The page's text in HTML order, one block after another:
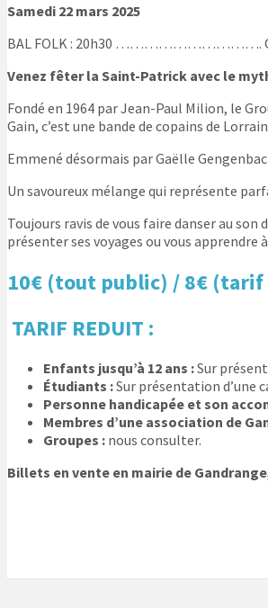
Samedi 22 mars 2025
BAL FOLK : 20h30 ………………………….
Venez fêter la Saint-Patrick avec le
Fondé en 1964 par Jean-Paul Milion, le
Gain, c’est une bande de copains de
Emmené désormais par Gaëlle
Un savoureux mélange qui représente
Toujours ravis de vous faire danser au
présenter ses voyages ou vous apprendre
10€ (tout public) / 8€
TARIF REDUIT :
Enfants jusqu’à 12 ans :Sur
Étudiants :Sur présentation d’une
Personne handicapée et son
Membres d’une association de
Groupes : nous consulter.
Billets en vente en mairie de